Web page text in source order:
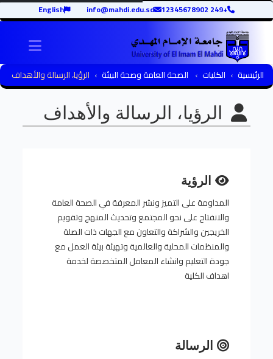
+249 12345678902
info@mahdi.edu.sd
English
الرئيسية الكليات الصحة العامة وصحة البيئة الرؤيا، الرسالة والأهداف
الرؤيا، الرسالة والأهداف
الرؤية
المداومة على التميز ونشر المعرفة في الصحة العامة
والانفتاح على نحو المجتمع وتحديث المنهج وتقويم
الخريجين والشراكة والتعاون مع الجهات ذات الصلة
والمنظمات المحلية والعالمية وتهيئة بيئة العمل مع
جودة التعليم وانشاء المعامل المتخصصة لخدمة
اهداف الكلية
الرسالة